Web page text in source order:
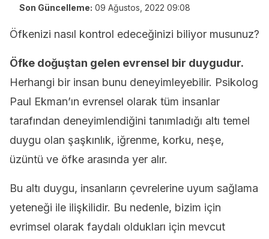
Son Güncelleme: 09 Ağustos, 2022 09:08
Öfkenizi nasıl kontrol edeceğinizi biliyor musunuz?
Öfke doğuştan gelen evrensel bir duygudur.
Herhangi bir insan bunu deneyimleyebilir. Psikolog
Paul Ekman’ın evrensel olarak tüm insanlar
tarafından deneyimlendiğini tanımladığı altı temel
duygu olan şaşkınlık, iğrenme, korku, neşe,
üzüntü ve öfke arasında yer alır.
Bu altı duygu, insanların çevrelerine uyum sağlama
yeteneği ile ilişkilidir. Bu nedenle, bizim için
evrimsel olarak faydalı oldukları için mevcut